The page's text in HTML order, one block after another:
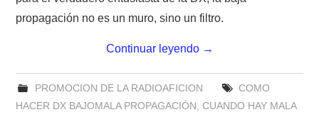
propagación no es un muro, sino un filtro.
Continuar leyendo →
PROMOCION DE LA RADIOAFICION
COMO
HACER DX BAJOMALA PROPAGACIÓN,CUANDO HAY MALA